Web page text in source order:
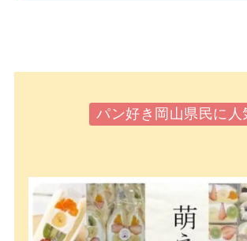
パン好き岡山県民に人